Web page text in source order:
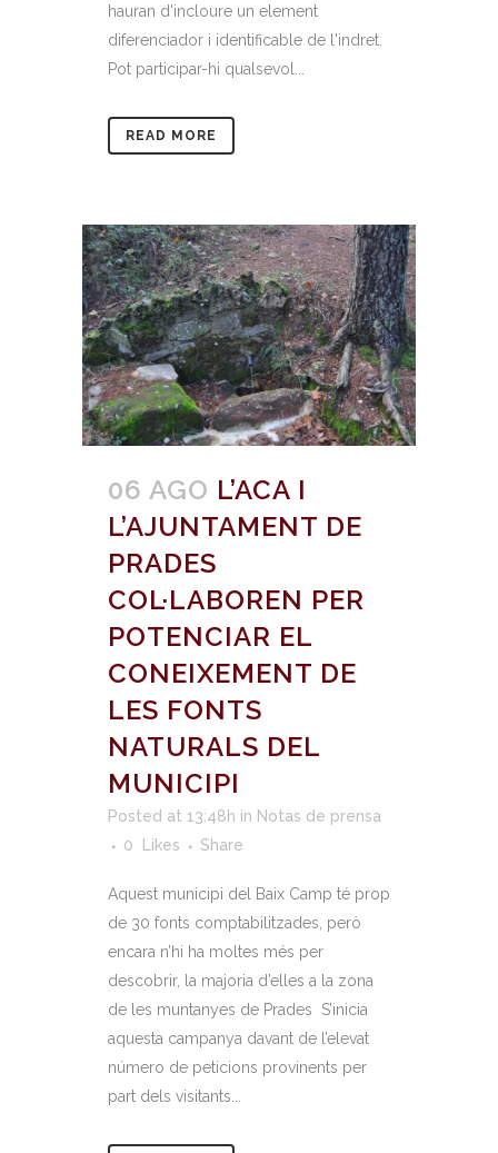
hauran d'incloure un element
diferenciador i identificable de l'indret.
Pot participar-hi qualsevol...
READ MORE
06 AGO L’ACA I
L’AJUNTAMENT DE
PRADES
COL·LABOREN PER
POTENCIAR EL
CONEIXEMENT DE
LES FONTS
NATURALS DEL
MUNICIPI
Posted at 13:48h in Notas de prensa
0
Likes Share
Aquest municipi del Baix Camp té prop
de 30 fonts comptabilitzades, però
encara n’hi ha moltes més per
descobrir, la majoria d’elles a la zona
de les muntanyes de Prades S’inicia
aquesta campanya davant de l’elevat
número de peticions provinents per
part dels visitants...